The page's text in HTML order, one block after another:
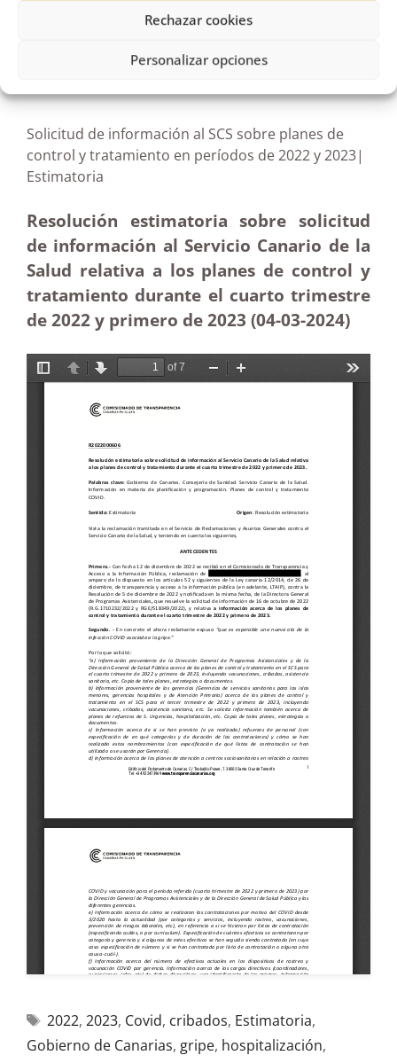
Rechazar cookies
Personalizar opciones
Solicitud de información al SCS sobre planes de
control y tratamiento en períodos de 2022 y 2023|
Estimatoria
Resolución estimatoria sobre solicitud
de información al Servicio Canario de la
Salud relativa a los planes de control y
tratamiento durante el cuarto trimestre
de 2022 y primero de 2023 (04-03-2024)
2022, 2023, Covid, cribados, Estimatoria,
Gobierno de Canarias, gripe, hospitalización,